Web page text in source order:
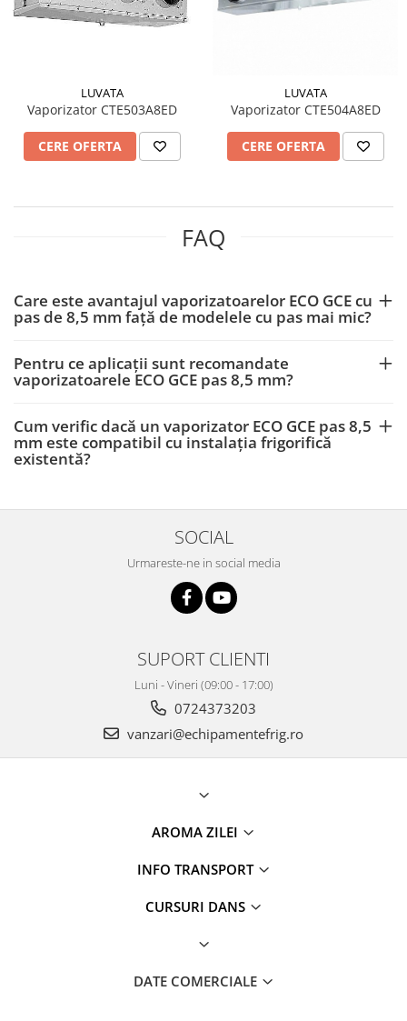
LUVATA
Vaporizator CTE503A8ED
CERE OFERTA
LUVATA
Vaporizator CTE504A8ED
CERE OFERTA
FAQ
Care este avantajul vaporizatoarelor ECO GCE cu
pas de 8,5 mm față de modelele cu pas mai mic?
Pentru ce aplicații sunt recomandate
vaporizatoarele ECO GCE pas 8,5 mm?
Cum verific dacă un vaporizator ECO GCE pas 8,5
mm este compatibil cu instalația frigorifică
existentă?
SOCIAL
Urmareste-ne in social media
SUPORT CLIENTI
Luni - Vineri (09:00 - 17:00)
0724373203
vanzari@echipamentefrig.ro
AROMA ZILEI
INFO TRANSPORT
CURSURI DANS
DATE COMERCIALE